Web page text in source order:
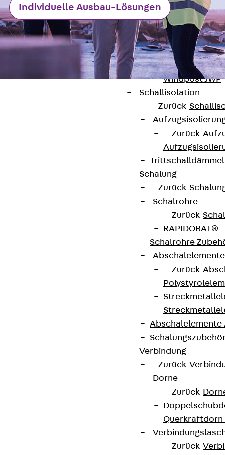
Attika-
Zurück
Windposts
Zurück
Windpost JWP
Schallisolation
Zurück
Zurück
Schalung
Zurück
Schalrohre
Zurück
RAPIDOBAT®
Schalrohre
Zurück
Abschalelemente
Verbindung
Zurück
Dorne
Zurück
Querkraftdorn
Zurück
Individuelle Ausbau-Lösungen
Produktneuheiten, Referenzen und aktuellen